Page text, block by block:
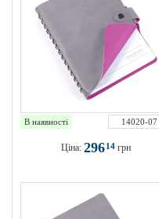
В наявності 14020-07
Ціна: 29614 грн